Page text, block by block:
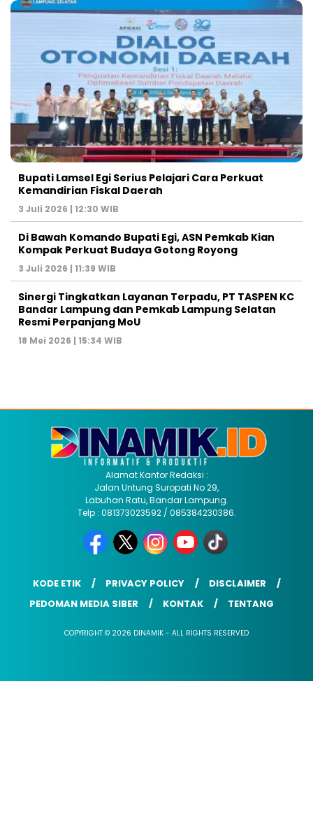
Bupati Lamsel Egi Serius Pelajari Cara Perkuat
Kemandirian Fiskal Daerah
3 Juli 2026 | 12:30 WIB
Di Bawah Komando Bupati Egi, ASN Pemkab Kian
Kompak Perkuat Budaya Gotong Royong
3 Juli 2026 | 11:39 WIB
Sinergi Tingkatkan Layanan Terpadu, PT TASPEN KC
Bandar Lampung dan Pemkab Lampung Selatan
Resmi Perpanjang MoU
18 Mei 2026 | 15:34 WIB
Alamat Kantor Redaksi :
Jalan Untung Suropati No 29,
Labuhan Ratu, Bandar Lampung.
Telp : 081373023592 / 085384230386.
KODE ETIK PRIVACY POLICY
DISCLAIMER
PEDOMAN MEDIA SIBER
KONTAK TENTANG
COPYRIGHT © 2026 DINAMIK - ALL RIGHTS RESERVED